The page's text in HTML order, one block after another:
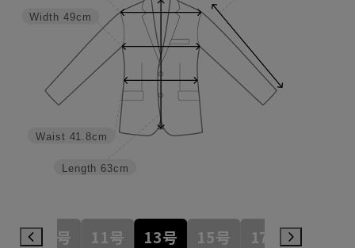
Length 63cm
Waist 41.8cm
Width 49cm
7号 9号 11号 13号 15号 17号